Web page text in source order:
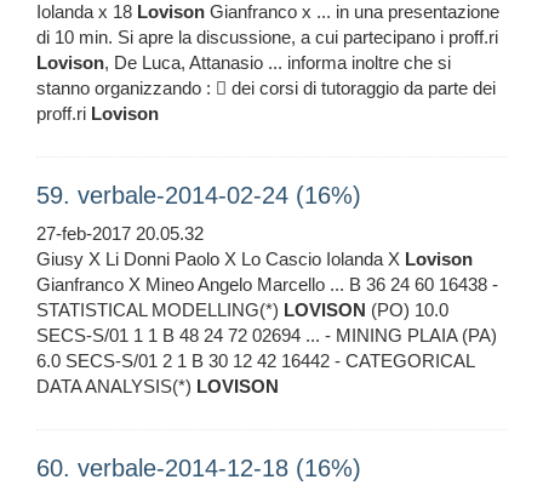
Iolanda x 18 Lovison Gianfranco x ... in una presentazione
di 10 min. Si apre la discussione, a cui partecipano i proff.ri
Lovison, De Luca, Attanasio ... informa inoltre che si
stanno organizzando :  dei corsi di tutoraggio da parte dei
proff.ri Lovison
59. verbale-2014-02-24 (16%)
27-feb-2017 20.05.32
Giusy X Li Donni Paolo X Lo Cascio Iolanda X Lovison
Gianfranco X Mineo Angelo Marcello ... B 36 24 60 16438 -
STATISTICAL MODELLING(*) LOVISON (PO) 10.0
SECS-S/01 1 1 B 48 24 72 02694 ... - MINING PLAIA (PA)
6.0 SECS-S/01 2 1 B 30 12 42 16442 - CATEGORICAL
DATA ANALYSIS(*) LOVISON
60. verbale-2014-12-18 (16%)